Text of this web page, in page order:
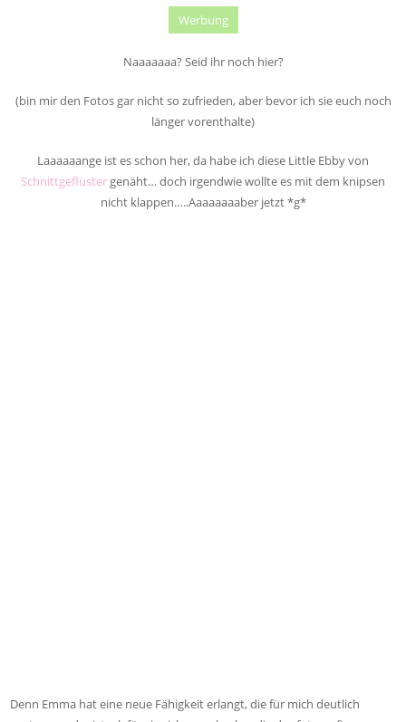
Werbung
Naaaaaaa? Seid ihr noch hier?
(bin mir den Fotos gar nicht so zufrieden, aber bevor ich sie euch noch
länger vorenthalte)
Laaaaaange ist es schon her, da habe ich diese Little Ebby von
Schnittgeflüster genäht… doch irgendwie wollte es mit dem knipsen
nicht klappen…..Aaaaaaaaber jetzt *g*
Denn Emma hat eine neue Fähigkeit erlangt, die für mich deutlich